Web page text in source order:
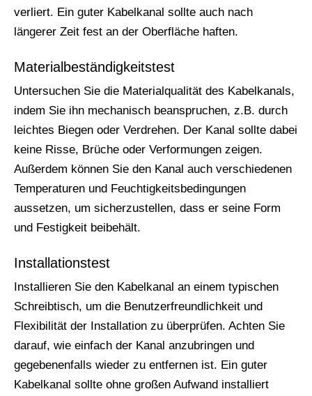
verliert. Ein guter Kabelkanal sollte auch nach
längerer Zeit fest an der Oberfläche haften.
Materialbeständigkeitstest
Untersuchen Sie die Materialqualität des Kabelkanals,
indem Sie ihn mechanisch beanspruchen, z.B. durch
leichtes Biegen oder Verdrehen. Der Kanal sollte dabei
keine Risse, Brüche oder Verformungen zeigen.
Außerdem können Sie den Kanal auch verschiedenen
Temperaturen und Feuchtigkeitsbedingungen
aussetzen, um sicherzustellen, dass er seine Form
und Festigkeit beibehält.
Installationstest
Installieren Sie den Kabelkanal an einem typischen
Schreibtisch, um die Benutzerfreundlichkeit und
Flexibilität der Installation zu überprüfen. Achten Sie
darauf, wie einfach der Kanal anzubringen und
gegebenenfalls wieder zu entfernen ist. Ein guter
Kabelkanal sollte ohne großen Aufwand installiert